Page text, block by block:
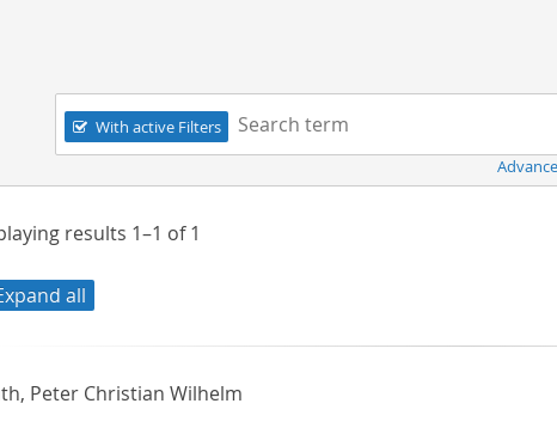
Navigation
With active Filters
Search term:
results 1–1 of1
all
Peter Christian Wilhelm